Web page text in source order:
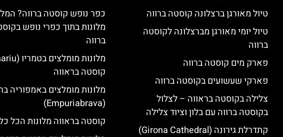
טיול מאורגן ברצלונה קוסטה ברווה
טיול יומי מאורגן מברצלונה לקוסטה
ברווה
פארק מים קוסטה ברווה
פארקי שעשועים בקוסטה ברווה
צלילה בקוסטה בראווה – לצלול
בקוסטה ברווה עם בלון וציוד צלילה
קתדרלת גירונה (Girona Cathedral)
כפר נופש קוסטה ברווה?
מלונות בתוך כפרי נופש
ברווה
קוסטה בראווה
מלונות מומלצים באמפוריה
(Empuriabrava)
קוסטה בראווה מלונות הכל